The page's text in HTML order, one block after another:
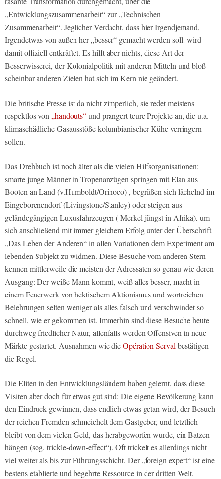
„Entwicklungszusammenarbeit“ zur „Technischen
Zusammenarbeit“. Jeglicher Verdacht, dass hier Irgendjemand,
Irgendetwas von außen her „besser“ gemacht werden soll, wird
damit offiziell entkräftet. Es hilft aber nichts, diese Art der
Besserwisserei, der Kolonialpolitik mit anderen Mitteln und bloß
scheinbar anderen Zielen hat sich im Kern nie geändert.
Die britische Presse ist da nicht zimperlich, sie redet meistens
respektlos von„handouts“und prangert teure Projekte an, die u.a.
klimaschädliche Gasausstöße kolumbianischer Kühe verringern
sollen.
Das Drehbuch ist noch älter als die vielen Hilfsorganisationen:
smarte junge Männer in Tropenanzügen springen mit Elan aus
Booten an Land (v.Humboldt/Orinoco) , begrüßen sich lächelnd im
Eingeborenendorf (Livingstone/Stanley) oder steigen aus
geländegängigen Luxusfahrzeugen ( Merkel jüngst in Afrika), um
sich anschließend mit immer gleichem Erfolg unter der Überschrift
„Das Leben der Anderen“ in allen Variationen dem Experiment am
lebenden Subjekt zu widmen. Diese Besuche vom anderen Stern
kennen mittlerweile die meisten der Adressaten so genau wie deren
Ausgang: Der weiße Mann kommt, weiß alles besser, macht in
einem Feuerwerk von hektischem Aktionismus und wortreichen
Belehrungen selten weniger als alles falsch und verschwindet so
schnell, wie er gekommen ist. Immerhin sind diese Besuche heute
durchweg friedlicher Natur, allenfalls werden Offensiven in neue
Märkte gestartet. Ausnahmen wie dieOpération Servalbestätigen
die Regel.
Die Eliten in den Entwicklungsländern haben gelernt, dass diese
Visiten aber doch für etwas gut sind: Die eigene Bevölkerung kann
den Eindruck gewinnen, dass endlich etwas getan wird, der Besuch
der reichen Fremden schmeichelt dem Gastgeber, und letztlich
bleibt von dem vielen Geld, das herabgeworfen wurde, ein Batzen
hängen (sog. trickle-down-effect“). Oft trickelt es allerdings nicht
viel weiter als bis zur Führungsschicht. Der „foreign expert“ ist eine
bestens etablierte und begehrte Ressource in der dritten Welt.